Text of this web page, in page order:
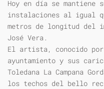
Hoy en día se mantiene
instalaciones al igual
metros de longitud del
José Vera.
El artista, conocido
ayuntamiento y sus
Toledana La Campana
los techos del bello